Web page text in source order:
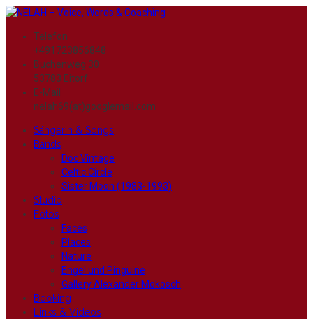
Telefon
+491723856848
Buchenweg 30
53783 Eitorf
E-Mail
nelah69(at)googlemail.com
Sängerin & Songs
Bands
Doc Vintage
Celtic Circle
Sister Moon (1983-1993)
Studio
Fotos
Faces
Places
Nature
Engel und Pinguine
Gallery Alexander Mokosch
Booking
Links & Videos